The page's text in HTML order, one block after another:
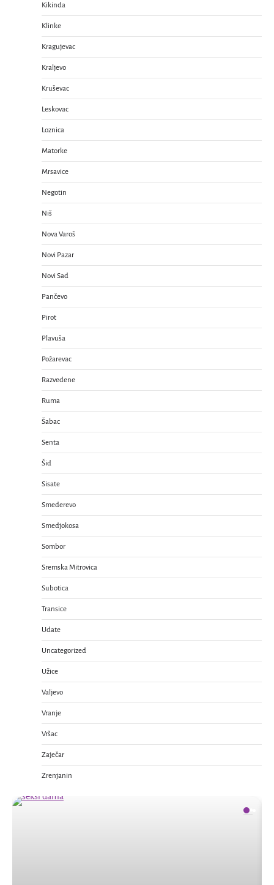
Kikinda
Klinke
Kragujevac
Kraljevo
Kruševac
Leskovac
Loznica
Matorke
Mrsavice
Negotin
Niš
Nova Varoš
Novi Pazar
Novi Sad
Pančevo
Pirot
Plavuša
Požarevac
Razvedene
Ruma
Šabac
Senta
Šid
Sisate
Smederevo
Smedjokosa
Sombor
Sremska Mitrovica
Subotica
Transice
Udate
Uncategorized
Užice
Valjevo
Vranje
Vršac
Zaječar
Zrenjanin